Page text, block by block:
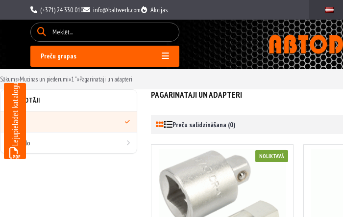
(+371) 24 330 010 info@baltwerk.com Akcijas
Preču grupas
Lejupielādēt katalogu
Sākums»Mucinas un piederumi»1 "»Pagarinataji un adapteri
RAŽOTĀJI
Visi
AvtoDelo
PAGARINATAJI UN ADAPTERI
Preču salīdzināšana (0)
NOLIKTAVĀ